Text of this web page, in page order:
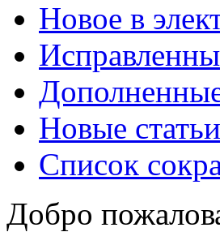
Новое в
Новые статьи
Список
Добро